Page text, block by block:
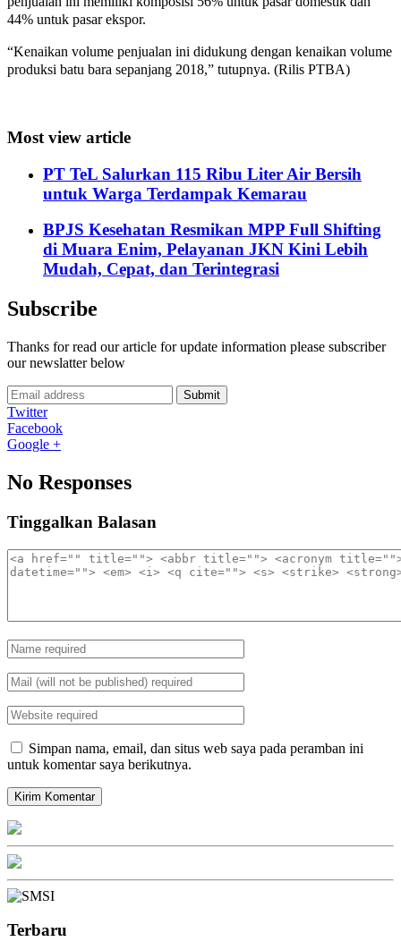
44% untuk pasar ekspor.
“Kenaikan volume penjualan ini didukung dengan kenaikan volume
produksi batu bara sepanjang 2018,” tutupnya. (Rilis PTBA)
Most view article
PT TeL Salurkan 115 Ribu Liter Air Bersih
untuk Warga Terdampak Kemarau
BPJS Kesehatan Resmikan MPP Full Shifting
di Muara Enim, Pelayanan JKN Kini Lebih
Mudah, Cepat, dan Terintegrasi
Subscribe
Thanks for read our article for update information please subscriber
our newslatter below
Submit
Twitter
Facebook
Google +
No Responses
Tinggalkan Balasan
Simpan nama, email, dan situs web saya pada peramban ini
untuk komentar saya berikutnya.
Terbaru